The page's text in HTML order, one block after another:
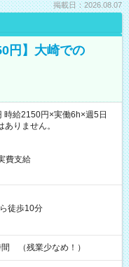
掲載日：2026.08.07
円】大崎での
給2150円×実働6h×週5日
りません。
費支給
徒歩10分
（残業少なめ！）